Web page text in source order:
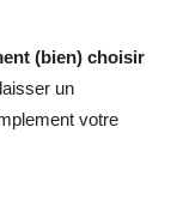
(bien) choisir
un
votre